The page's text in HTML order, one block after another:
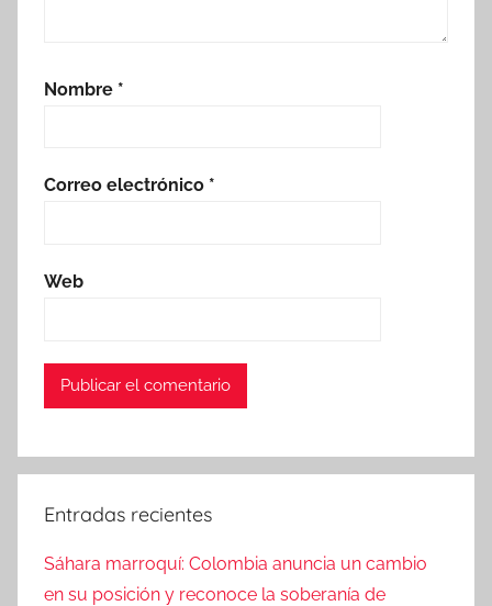
Nombre *
Correo electrónico *
Web
Entradas recientes
Sáhara marroquí: Colombia anuncia un cambio
en su posición y reconoce la soberanía de